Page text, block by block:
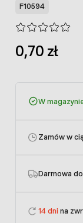
F10594
0,70 zł
W
Zamów w
Darmowa
14 dni na